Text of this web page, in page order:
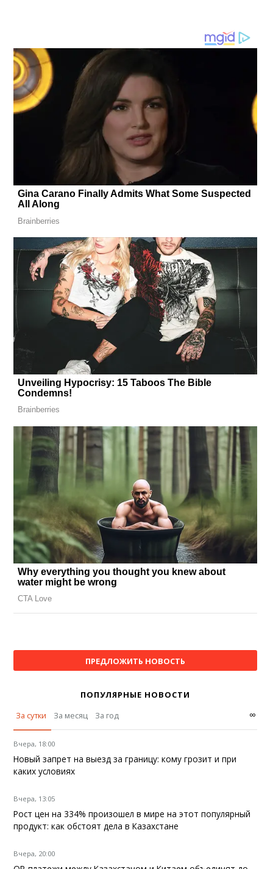
ПРЕДЛОЖИТЬ НОВОСТЬ
ПОПУЛЯРНЫЕ НОВОСТИ
За сутки
За месяц За год ∞
Вчера, 18:00
Новый запрет на выезд за границу: кому грозит и при
каких условиях
Вчера, 13:05
Рост цен на 334% произошел в мире на этот популярный
продукт: как обстоят дела в Казахстане
Вчера, 20:00